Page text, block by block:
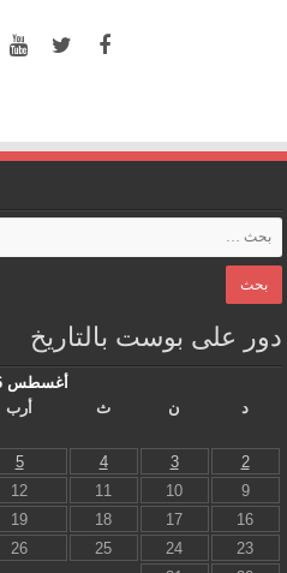
دور على بوست بالتاريخ
أغسطس 2026
د
ن ث أرب
2
3
4
5
9
10
11
12
16
17
18
19
23
24
25
26